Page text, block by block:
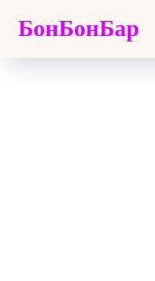
БонБонБар